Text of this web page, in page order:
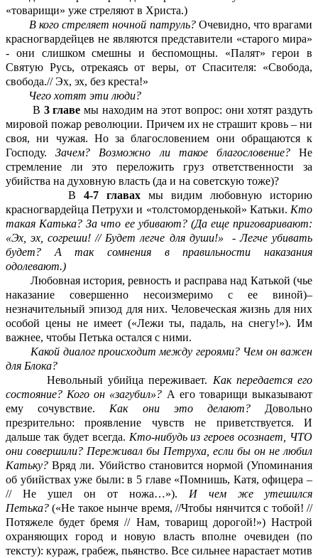
«товарищи» уже стреляют в Христа.)
В кого стреляет ночной патруль?Очевидно, что врагами
красногвардейцев не являются представители «старого мира»
- они слишком смешны и беспомощны. «Палят» герои в
Святую Русь, отрекаясь от веры, от Спасителя: «Свобода,
свобода.// Эх, эх, без креста!»
Чего хотят эти люди?
В 3 главе мы находим на этот вопрос: они хотят раздуть
мировой пожар революции. Причем их не страшит кровь – ни
своя, ни чужая. Но за благословением они обращаются к
Господу.Зачем? Возможно ли такое благословение?Не
стремление ли это переложить груз ответственности за
убийства на духовную власть (да и на советскую тоже)?
В 4-7 главах мы видим любовную историю
красногвардейца Петрухи и «толстоморденькой» Катьки. Кто
такая Катька? За что ее убивают? (Да еще приговаривают:
«Эх, эх, согреши! // Будет легче для души!» - Легче убивать
будет? А так сомнения в правильности наказания
одолевают.)
Любовная история, ревность и расправа над Катькой (чье
наказание совершенно несоизмеримо с ее виной)–
незначительный эпизод для них. Человеческая жизнь для них
особой цены не имеет («Лежи ты, падаль, на снегу!»). Им
важнее, чтобы Петька остался с ними.
Какой диалог происходит между героями? Чем он важен
для Блока?
Невольный убийца переживает. Как передается его
состояние? Кого он «загубил»? А его товарищи выказывают
ему сочувствие. Как они это делают? Довольно
презрительно: проявление чувств не приветствуется. И
дальше так будет всегда. Кто-нибудь из героев осознает, ЧТО
они совершили? Переживал бы Петруха, если бы он не любил
Катьку?Вряд ли. Убийство становится нормой (Упоминания
об убийствах уже были: в 5 главе «Помнишь, Катя, офицера –
// Не ушел он от ножа…»). И чем же утешился
Петька?(«Не такое нынче время, //Чтобы нянчится с тобой! //
Потяжеле будет бремя // Нам, товарищ дорогой!») Настрой
охраняющих город и новую власть вполне очевиден (по
тексту): кураж, грабеж, пьянство. Все сильнее нарастает мотив